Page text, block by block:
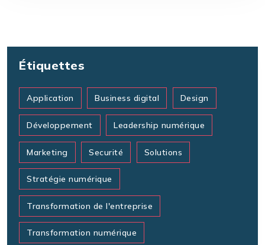
Étiquettes
Application Business digital Design
Développement Leadership numérique
Marketing Securité Solutions
Stratégie numérique
Transformation de l'entreprise
Transformation numérique